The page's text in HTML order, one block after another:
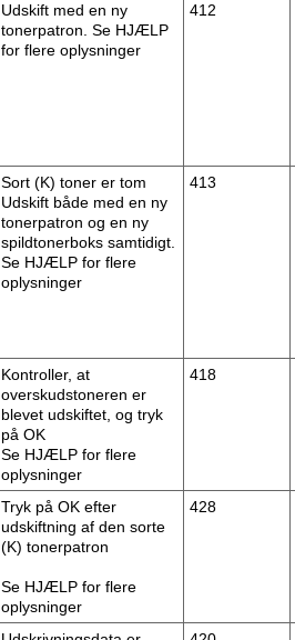
Udskift med en ny
tonerpatron. Se HJÆLP
for flere oplysninger
412
Sort (K) toner er tom
Udskift både med en ny
tonerpatron og en ny
spildtonerboks samtidigt.
Se HJÆLP for flere
oplysninger
413
Kontroller, at
overskudstoneren er
blevet udskiftet, og tryk
på OK
Se HJÆLP for flere
oplysninger
418
Tryk på OK efter
udskiftning af den sorte
(K) tonerpatron
Se HJÆLP for flere
oplysninger
428